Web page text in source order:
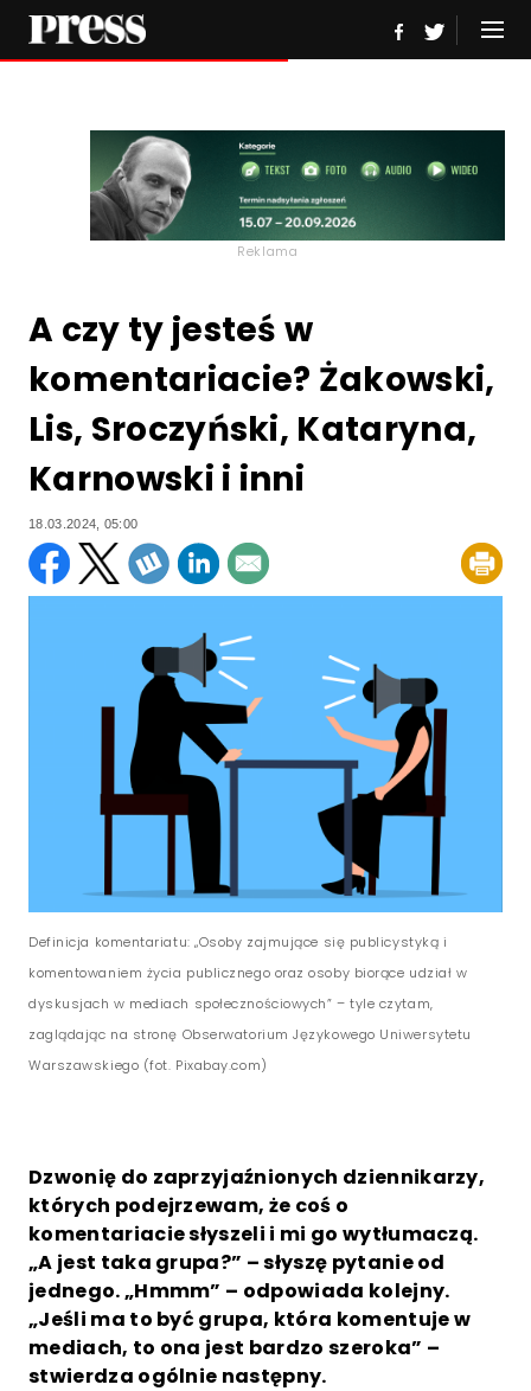
Reklama
A czy ty jesteś w
komentariacie? Żakowski,
Lis, Sroczyński, Kataryna,
Karnowski i inni
18.03.2024, 05:00
Definicja komentariatu: „Osoby zajmujące się publicystyką i
komentowaniem życia publicznego oraz osoby biorące udział w
dyskusjach w mediach społecznościowych” – tyle czytam,
zaglądając na stronę Obserwatorium Językowego Uniwersytetu
Warszawskiego (fot. Pixabay.com)
Dzwonię do zaprzyjaźnionych dziennikarzy,
których podejrzewam, że coś o
komentariacie słyszeli i mi go wytłumaczą.
„A jest taka grupa?” – słyszę pytanie od
jednego. „Hmmm” – odpowiada kolejny.
„Jeśli ma to być grupa, która komentuje w
mediach, to ona jest bardzo szeroka” –
stwierdza ogólnie następny.